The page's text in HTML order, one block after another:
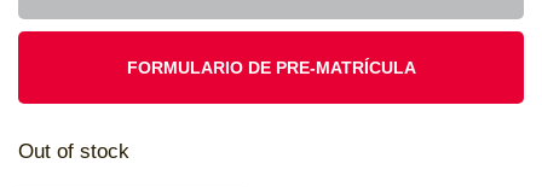
FORMULARIO DE PRE-MATRÍCULA
Out of stock